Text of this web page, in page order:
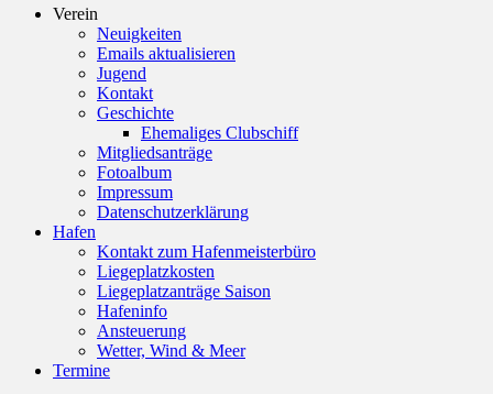
Verein
Neuigkeiten
Emails aktualisieren
Jugend
Kontakt
Geschichte
Ehemaliges Clubschiff
Mitgliedsanträge
Fotoalbum
Impressum
Datenschutzerklärung
Hafen
Kontakt zum Hafenmeisterbüro
Liegeplatzkosten
Liegeplatzanträge Saison
Hafeninfo
Ansteuerung
Wetter, Wind & Meer
Termine